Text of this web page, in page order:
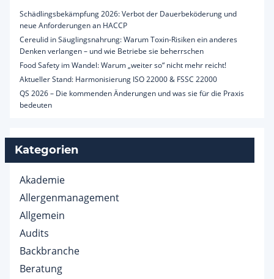
Schädlingsbekämpfung 2026: Verbot der Dauerbeköderung und
neue Anforderungen an HACCP
Cereulid in Säuglingsnahrung: Warum Toxin-Risiken ein anderes
Denken verlangen – und wie Betriebe sie beherrschen
Food Safety im Wandel: Warum „weiter so“ nicht mehr reicht!
Aktueller Stand: Harmonisierung ISO 22000 & FSSC 22000
QS 2026 – Die kommenden Änderungen und was sie für die Praxis
bedeuten
Kategorien
Akademie
Allergenmanagement
Allgemein
Audits
Backbranche
Beratung